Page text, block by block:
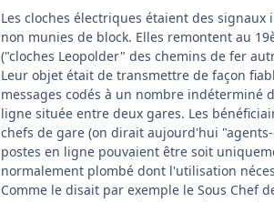
Les cloches électriques étaient des
non munies de block. Elles remontent au
("cloches Leopolder" des chemins de fer
Leur objet était de transmettre de façon
messages codés à un nombre indéterminé
ligne située entre deux gares. Les
chefs de gare (on dirait aujourd'hui
postes en ligne pouvaient être soit
normalement plombé dont l'utilisation
Comme le disait par exemple le Sous Chef